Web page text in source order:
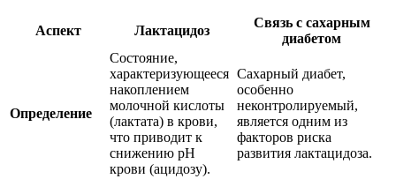
Аспект Лактацидоз
Связь с сахарным
диабетом
Определение
Состояние,
характеризующееся
накоплением
молочной кислоты
(лактата) в крови,
что приводит к
снижению pH
крови (ацидозу).
Сахарный диабет,
особенно
неконтролируемый,
является одним из
факторов риска
развития лактацидоза.